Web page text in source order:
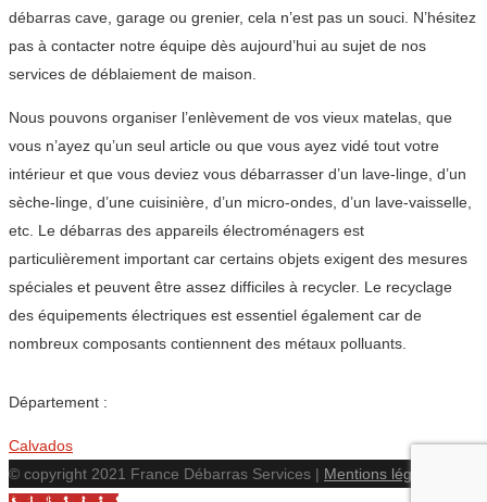
débarras cave, garage ou grenier, cela n’est pas un souci. N’hésitez
pas à contacter notre équipe dès aujourd’hui au sujet de nos
services de déblaiement de maison.
Nous pouvons organiser l’enlèvement de vos vieux matelas, que
vous n’ayez qu’un seul article ou que vous ayez vidé tout votre
intérieur et que vous deviez vous débarrasser d’un lave-linge, d’un
sèche-linge, d’une cuisinière, d’un micro-ondes, d’un lave-vaisselle,
etc. Le débarras des appareils électroménagers est
particulièrement important car certains objets exigent des mesures
spéciales et peuvent être assez difficiles à recycler. Le recyclage
des équipements électriques est essentiel également car de
nombreux composants contiennent des métaux polluants.
Département :
Calvados
© copyright 2021 France Débarras Services | Mentions légales